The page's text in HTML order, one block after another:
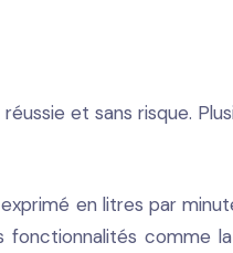
et sans risque.
en litres par
fonctionnalités